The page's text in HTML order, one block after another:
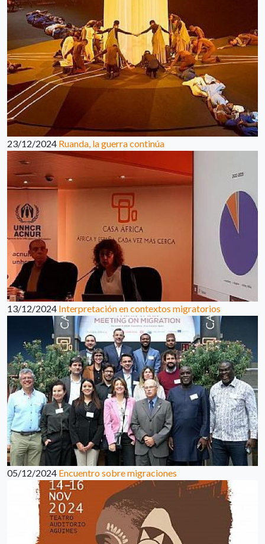
23/12/2024 Ruanda, la guerra continúa
13/12/2024 Interpretación en contextos migratorios
05/12/2024 Encuentro sobre migraciones